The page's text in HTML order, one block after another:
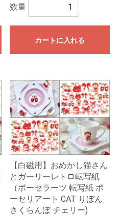
数量
カートに入れる
【白磁用】おめかし猫さん
とガーリーレトロ転写紙
（ポーセラーツ 転写紙 ポ
ーセリアート CAT りぼん
さくらんぼ チェリー)